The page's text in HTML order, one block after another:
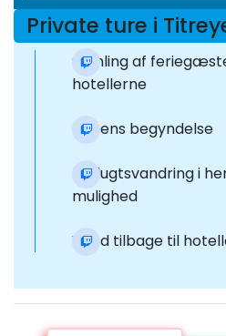
Private ture i
Samling af
hotellerne
Rejsens begyndelse
Udflugtsvandring i
mulighed
Vend tilbage til